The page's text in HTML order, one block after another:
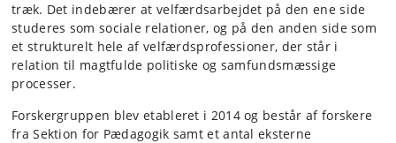
træk. Det indebærer at velfærdsarbejdet på den ene side
studeres som sociale relationer, og på den anden side som
et strukturelt hele af velfærdsprofessioner, der står i
relation til magtfulde politiske og samfundsmæssige
processer.
Forskergruppen blev etableret i 2014 og består af forskere
fra Sektion for Pædagogik samt et antal eksterne